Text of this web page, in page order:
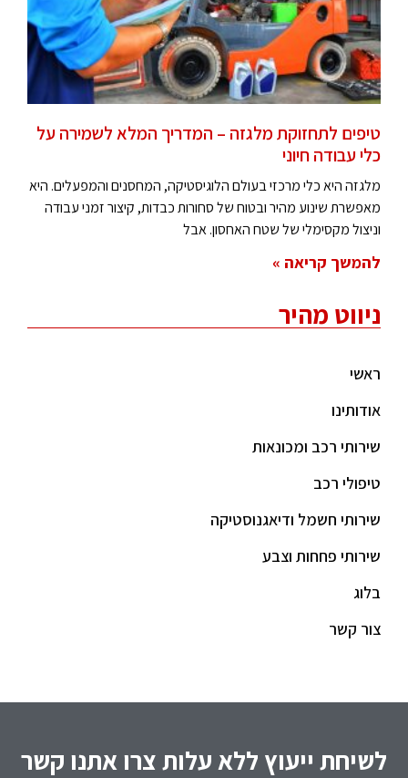
טיפים לתחזוקת מלגזה – המדריך המלא לשמירה על
כלי עבודה חיוני
מלגזה היא כלי מרכזי בעולם הלוגיסטיקה, המחסנים והמפעלים. היא
מאפשרת שינוע מהיר ובטוח של סחורות כבדות, קיצור זמני עבודה
וניצול מקסימלי של שטח האחסון. אבל
להמשך קריאה »
ניווט מהיר
ראשי
אודותינו
שירותי רכב ומכונאות
טיפולי רכב
שירותי חשמל ודיאגנוסטיקה
שירותי פחחות וצבע
בלוג
צור קשר
לשיחת ייעוץ ללא עלות צרו אתנו קשר